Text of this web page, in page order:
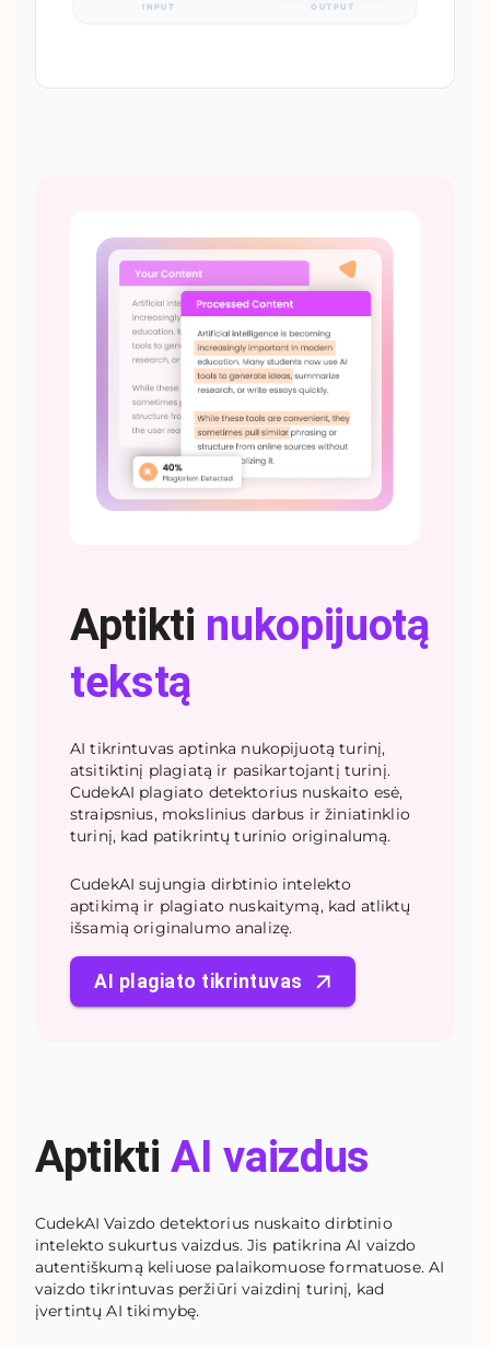
INPUT OUTPUT
Aptikti nukopijuotą
tekstą
AI tikrintuvas aptinka nukopijuotą turinį,
atsitiktinį plagiatą ir pasikartojantį turinį.
CudekAI plagiato detektorius nuskaito esė,
straipsnius, mokslinius darbus ir žiniatinklio
turinį, kad patikrintų turinio originalumą.
CudekAI sujungia dirbtinio intelekto
aptikimą ir plagiato nuskaitymą, kad atliktų
išsamią originalumo analizę.
AI plagiato tikrintuvas
Aptikti AI vaizdus
CudekAI Vaizdo detektorius nuskaito dirbtinio
intelekto sukurtus vaizdus. Jis patikrina AI vaizdo
autentiškumą keliuose palaikomuose formatuose. AI
vaizdo tikrintuvas peržiūri vaizdinį turinį, kad
įvertintų AI tikimybę.